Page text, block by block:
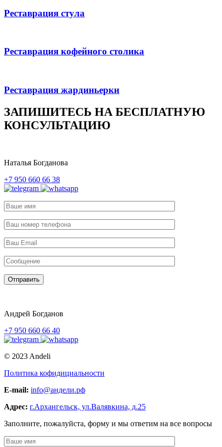
Реставрация стула
Реставрация кофейного столика
Реставрация жардиньерки
ЗАПИШИТЕСЬ НА БЕСПЛАТНУЮ
КОНСУЛЬТАЦИЮ
Наталья Богданова
+7 950 660 66 38
Отправить
Андрей Богданов
+7 950 660 66 40
© 2023 Andeli
Политика кофидициальности
E-mail: info@андели.рф
Адрес: г.Архангельск, ул.Валявкина, д.25
Заполните, пожалуйста, форму и мы ответим на все вопросы